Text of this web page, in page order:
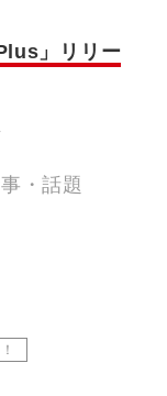
」リリー
・話題